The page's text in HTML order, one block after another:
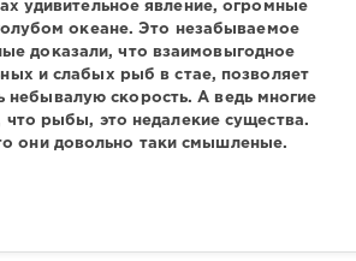
удивительное явление, огромные
океане. Это незабываемое
доказали, что взаимовыгодное
и слабых рыб в стае, позволяет
небывалую скорость. А ведь многие
рыбы, это недалекие существа.
они довольно таки смышленые.